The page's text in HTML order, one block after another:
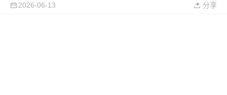
2026-06-13 分享